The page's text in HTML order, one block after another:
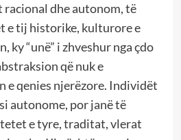
dhe autonom, të
e tij historike, kulturore e
ky “unë” i zhveshur nga çdo
që nuk e
e qenies njerëzore. Individët
autonome, por janë të
e tyre, traditat, vlerat